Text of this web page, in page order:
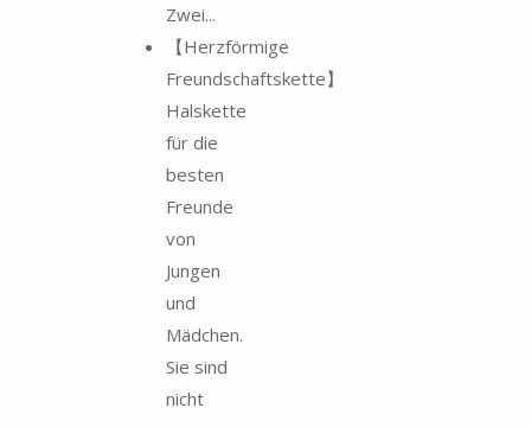
Zwei...
【Herzförmige
Freundschaftskette】
Halskette
für die
besten
Freunde
von
Jungen
und
Mädchen.
Sie sind
nicht